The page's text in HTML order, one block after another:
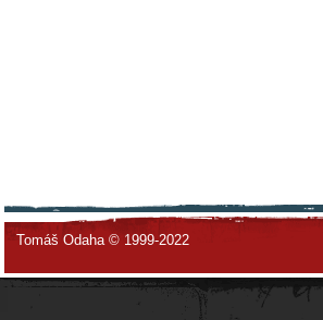
Tomáš Odaha © 1999-2022